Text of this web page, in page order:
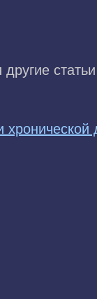
другие